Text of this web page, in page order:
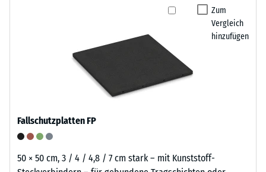
Zum
Vergleich
hinzufügen
Fallschutzplatten FP
50 × 50 cm, 3 / 4 / 4,8 / 7 cm stark – mit Kunststoff-